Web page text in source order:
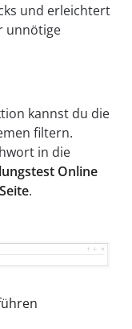
und erleichtert
unnötige
kannst du die
filtern.
in die
Online
.